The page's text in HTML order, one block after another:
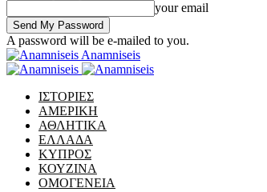
your email
A password will be e-mailed to you.
Anamniseis
ΙΣΤΟΡΙΕΣ
ΑΜΕΡΙΚΗ
ΑΘΛΗΤΙΚΑ
ΕΛΛΑΔΑ
ΚΥΠΡΟΣ
ΚΟΥΖΙΝΑ
ΟΜΟΓΕΝΕΙΑ